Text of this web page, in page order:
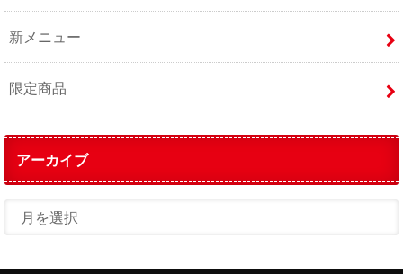
新メニュー
限定商品
アーカイブ